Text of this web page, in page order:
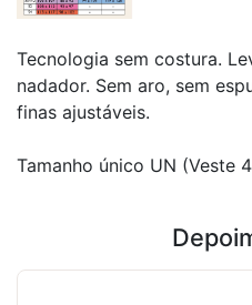
Tecnologia sem costura.
nadador. Sem aro, sem
finas ajustáveis.
Tamanho único UN (Veste